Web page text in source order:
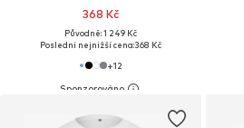
368 Kč
Původně: 1 249 Kč
Poslední nejnižší cena:368 Kč
+12